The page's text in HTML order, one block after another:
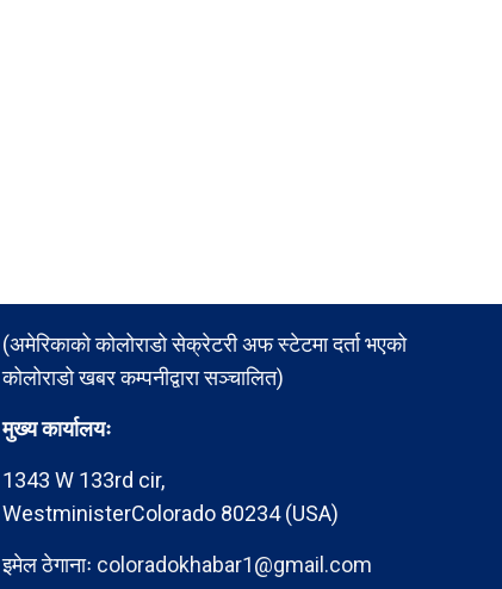
(अमेरिकाको कोलोराडो सेक्रेटरी अफ स्टेटमा दर्ता भएको
कोलोराडो खबर कम्पनीद्वारा सञ्चालित)
मुख्य कार्यालयः
1343 W 133rd cir,
WestministerColorado 80234 (USA)
इमेल ठेगानाः coloradokhabar1@gmail.com